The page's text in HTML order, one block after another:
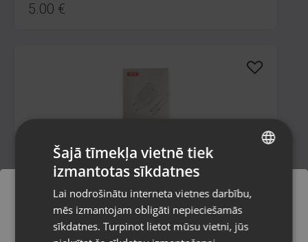
5.00 €
Tīkla lādētājs USB C-Lightning
Jēkabpils, Brīvības iela 146
Stāvoklis Jauns (Garantija 24 mēneši)
Pasūtījumi tiks piegādāti uz
RUSSIAN
Šajā tīmekļa vietnē tiek
izmantotas sīkdatnes
Lai nodrošinātu interneta vietnes darbību,
mēs izmantojam obligāti nepieciešamās
sīkdatnes. Turpinot lietot mūsu vietni, jūs